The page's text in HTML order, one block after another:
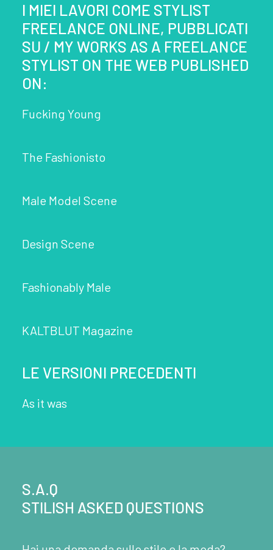
I MIEI LAVORI COME STYLIST
FREELANCE ONLINE, PUBBLICATI
SU / MY WORKS AS A FREELANCE
STYLIST ON THE WEB PUBLISHED
ON:
Fucking Young
The Fashionisto
Male Model Scene
Design Scene
Fashionably Male
KALTBLUT Magazine
LE VERSIONI PRECEDENTI
As it was
S.A.Q
STILISH ASKED QUESTIONS